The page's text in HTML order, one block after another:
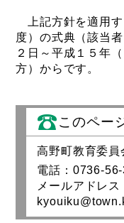
上記方針を適用す
度）の式典（該当
２日～平成１５年
方）からです。
このペー
高野町教育委員
電話：0736-
メールアドレス